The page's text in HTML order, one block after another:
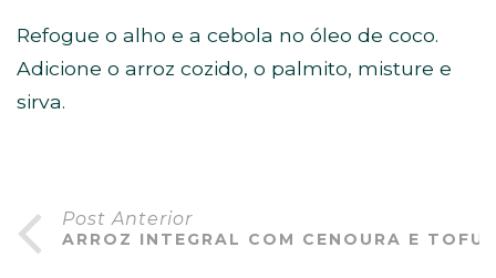
Refogue o alho e a cebola no óleo de coco.
Adicione o arroz cozido, o palmito, misture e
sirva.
Post Anterior
ARROZ INTEGRAL COM CENOURA E TOFU